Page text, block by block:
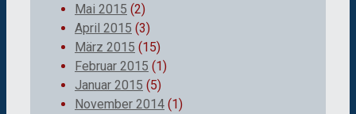
Mai 2015 (2)
April 2015 (3)
März 2015 (15)
Februar 2015 (1)
Januar 2015 (5)
November 2014 (1)